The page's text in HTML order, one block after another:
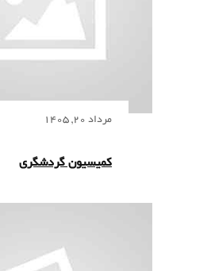
مرداد 20, 1405
کمیسیون گردشگری